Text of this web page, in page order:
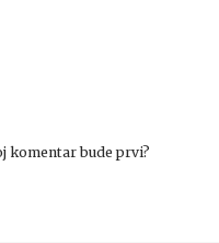
komentar bude prvi?